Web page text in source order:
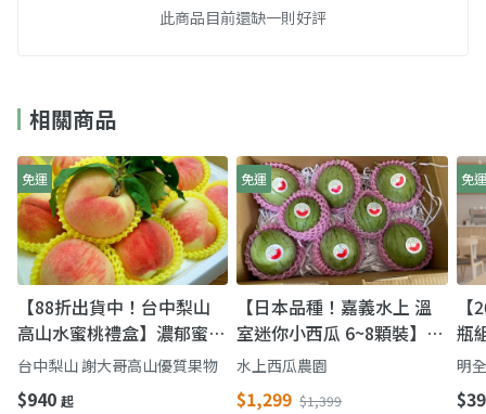
此商品目前還缺一則好評
相關商品
免運
【88折出貨中！台中梨山
高山水蜜桃禮盒】濃郁蜜桃
香氣 鮮甜多汁一吃難忘
台中梨山 謝大哥高山優質果物
$940 起
免運
【日本品種！嘉義水上 溫
室迷你小西瓜 6~8顆裝】皮
薄 果肉脆 一餐一顆剛剛好
水上西瓜農園
$1,299 $1,399
免運
瓶
牛
完
明